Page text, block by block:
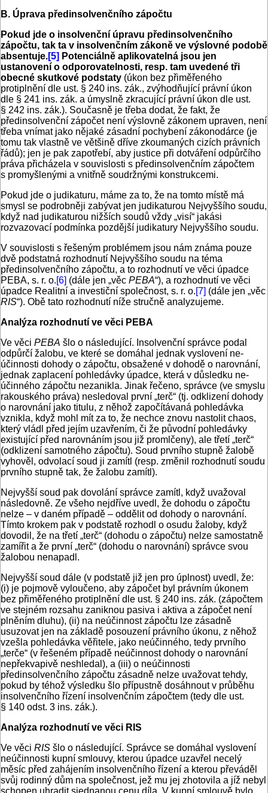
B. Úprava předinsolvenčního zápočtu
Pokud jde o insolvenční úpravu předinsolvenčního
zápočtu, tak ta v insolvenčním zákoně ve výslovné podobě
absentuje.[5] Potenciálně aplikovatelná jsou jen
ustanovení o odporovatelnosti, resp. tam uvedené tři
obecné skutkové podstaty (úkon bez přiměřeného
protiplnění dle ust. § 240 ins. zák., zvýhodňující právní úkon
dle § 241 ins. zák. a úmyslně zkracující právní úkon dle ust.
§ 242 ins. zák.). Současně je třeba dodat, že fakt, že
předinsolvenční zápočet není výslovně zákonem upraven, není
třeba vnímat jako nějaké zásadní pochybení zákonodárce (je
tomu tak vlastně ve většině dříve zkoumaných cizích právních
řádů); jen je pak zapotřebí, aby justice při dotváření odpůrčího
práva přicházela v souvislosti s předinsolvenčním zápočtem
s promyšlenými a vnitřně soudržnými konstrukcemi.
Pokud jde o judikaturu, máme za to, že na tomto místě má
smysl se podrobněji zabývat jen judikaturou Nejvyššího soudu,
když nad judikaturou nižších soudů vždy „visí“ jakási
rozvazovací podmínka pozdější judikatury Nejvyššího soudu.
V souvislosti s řešeným problémem jsou nám známa pouze
dvě podstatná rozhodnutí Nejvyššího soudu na téma
předinsolvenčního zápočtu, a to rozhodnutí ve věci úpadce
PEBA, s. r. o.[6] (dále jen „věc PEBA“), a rozhodnutí ve věci
úpadce Realitní a investiční společnost, s. r. o.[7] (dále jen „věc
RIS“). Obě tato rozhodnutí níže stručně analyzujeme.
Analýza rozhodnutí ve věci PEBA
Ve věci PEBA šlo o následující. Insolvenční správce podal
odpůrčí žalobu, ve které se domáhal jednak vyslovení ne­
účinnosti dohody o zápočtu, obsažené v dohodě o narovnání,
jednak zaplacení pohledávky úpadce, která v důsledku ne­
účinného zápočtu nezanikla. Jinak řečeno, správce (ve smyslu
rakouského práva) nesledoval první „terč“ (tj. odklizení dohody
o narovnání jako titulu, z něhož započítávaná pohledávka
vznikla, když mohl mít za to, že nechce znovu nastolit chaos,
který vládl před jejím uzavřením, či že původní pohledávky
existující před narovnáním jsou již promlčeny), ale třetí „terč“
(odklizení samotného zápočtu). Soud prvního stupně žalobě
vyhověl, odvolací soud ji zamítl (resp. změnil rozhodnutí soudu
prvního stupně tak, že žalobu zamítl).
Nejvyšší soud pak dovolání správce zamítl, když uvažoval
následovně. Ze všeho nejdříve uvedl, že dohodu o zápočtu
nelze – v daném případě – oddělit od dohody o narovnání.
Tímto krokem pak v podstatě rozhodl o osudu žaloby, když
dovodil, že na třetí „terč“ (dohodu o zápočtu) nelze samostatně
zamířit a že první „terč“ (dohodu o narovnání) správce svou
žalobou nenapadl.
Nejvyšší soud dále (v podstatě již jen pro úplnost) uvedl, že:
(i) je pojmově vyloučeno, aby zápočet byl právním úkonem
bez přiměřeného protiplnění dle ust. § 240 ins. zák. (zápočtem
ve stejném rozsahu zaniknou pasiva i aktiva a zápočet není
plněním dluhu), (ii) na neúčinnost zápočtu lze zásadně
usuzovat jen na základě posouzení právního úkonu, z něhož
vzešla pohledávka věřitele, jako neúčinného, tedy prvního
„terče“ (v řešeném případě neúčinnost dohody o narovnání
nepřekvapivě neshledal), a (iii) o neúčinnosti
předinsolvenčního zápočtu zásadně nelze uvažovat tehdy,
pokud by téhož výsledku šlo přípustně dosáhnout v průběhu
insolvenčního řízení insolvenčním zápočtem (tedy dle ust.
§ 140 odst. 3 ins. zák.).
Analýza rozhodnutí ve věci RIS
Ve věci RIS šlo o následující. Správce se domáhal vyslovení
neúčinnosti kupní smlouvy, kterou úpadce uzavřel necelý
měsíc před zahájením insolvenčního řízení a kterou převáděl
svůj rodinný dům na společnost, jež mu jej zhotovila a jíž nebyl
schopen uhradit sjednanou cenu díla. V kupní smlouvě bylo